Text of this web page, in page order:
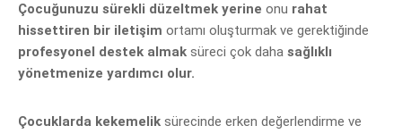
Çocuğunuzu sürekli düzeltmek yerine onu rahat
hissettiren bir iletişim ortamı oluşturmak ve gerektiğinde
profesyonel destek almak süreci çok daha sağlıklı
yönetmenize yardımcı olur.
Çocuklarda kekemelik sürecinde erken değerlendirme ve